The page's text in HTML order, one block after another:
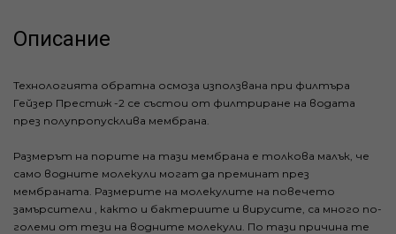
Описание
Технологията обратна осмоза използвана при филтъра
Гейзер Престиж -2 се състои от филтриране на водата
през полупропусклива мембрана.
Размерът на порите на тази мембрана е толкова малък, че
само водните молекули могат да преминат през
мембраната. Размерите на молекулите на повечето
замърсители , както и бактериите и вирусите, са много по-
големи от тези на водните молекули. По тази причина те